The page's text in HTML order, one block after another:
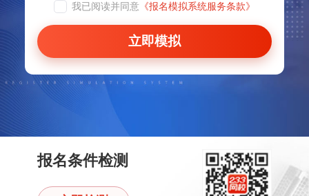
我已阅读并同意 《报名模拟系统服务条款》
立即模拟
报名条件检测